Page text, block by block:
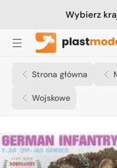
Wybierz
Strona główna
Wojskowe